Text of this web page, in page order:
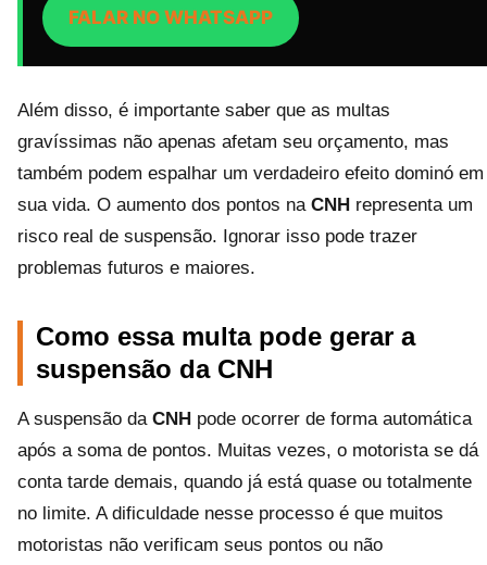
FALAR NO WHATSAPP
Além disso, é importante saber que as multas
gravíssimas não apenas afetam seu orçamento, mas
também podem espalhar um verdadeiro efeito dominó em
sua vida. O aumento dos pontos na CNH representa um
risco real de suspensão. Ignorar isso pode trazer
problemas futuros e maiores.
Como essa multa pode gerar a
suspensão da CNH
A suspensão da CNH pode ocorrer de forma automática
após a soma de pontos. Muitas vezes, o motorista se dá
conta tarde demais, quando já está quase ou totalmente
no limite. A dificuldade nesse processo é que muitos
motoristas não verificam seus pontos ou não